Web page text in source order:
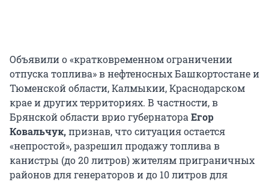
Объявили о «кратковременном ограничении
отпуска топлива» в нефтеносных Башкортостане и
Тюменской области, Калмыкии, Краснодарском
крае и других территориях. В частности, в
Брянской области врио губернатораЕгор
Ковальчук,признав, что ситуация остается
«непростой», разрешил продажу топлива в
канистры (до 20 литров) жителям приграничных
районов для генераторов и до 10 литров для